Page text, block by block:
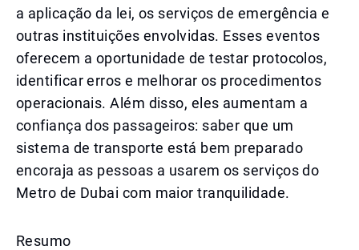
a aplicação da lei, os serviços de emergência e
outras instituições envolvidas. Esses eventos
oferecem a oportunidade de testar protocolos,
identificar erros e melhorar os procedimentos
operacionais. Além disso, eles aumentam a
confiança dos passageiros: saber que um
sistema de transporte está bem preparado
encoraja as pessoas a usarem os serviços do
Metro de Dubai com maior tranquilidade.
Resumo